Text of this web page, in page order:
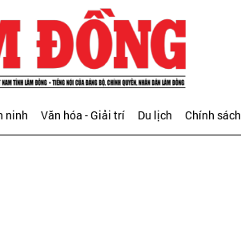
ninh Văn hóa - Giải trí Du lịch Chính sách